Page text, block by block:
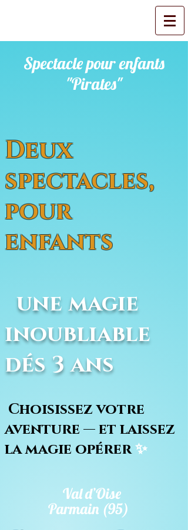
Spectacle pour enfants
"Pirates"
Deux
spectacles,
pour
enfants
une magie
inoubliable
dés 3 ans
Choisissez votre
aventure — et laissez
la magie opérer✨
Parmain (95)
Val d’Oise